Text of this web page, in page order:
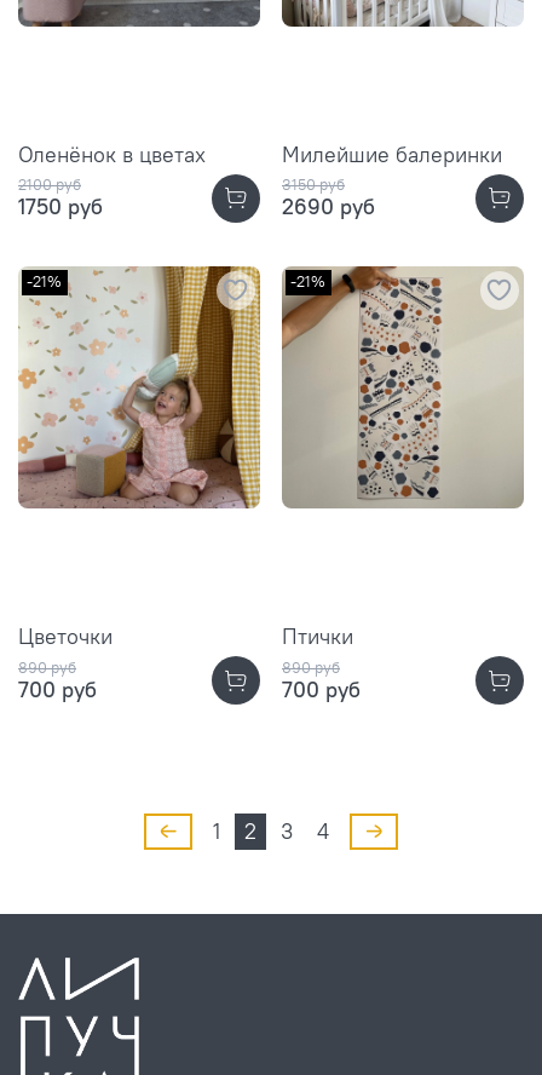
Оленёнок в цветах
2100 руб
1750 руб
Милейшие балеринки
3150 руб
2690 руб
-21%
Цветочки
890 руб
700 руб
-21%
Птички
890 руб
700 руб
1 2 3 4